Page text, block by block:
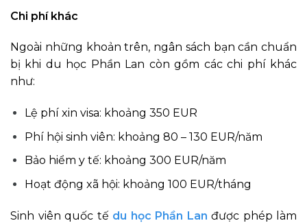
Chi phí khác
Ngoài những khoản trên, ngân sách bạn cần chuẩn
bị khi du học Phần Lan còn gồm các chi phí khác
như:
Lệ phí xin visa: khoảng 350 EUR
Phí hội sinh viên: khoảng 80 – 130 EUR/năm
Bảo hiểm y tế: khoảng 300 EUR/năm
Hoạt động xã hội: khoảng 100 EUR/tháng
Sinh viên quốc tế du học Phần Lan được phép làm